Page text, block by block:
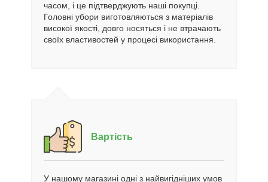
часом, і це підтверджують наші покупці.
Головні убори виготовляються з матеріалів
високої якості, довго носяться і не втрачають
своїх властивостей у процесі використання.
Вартість
У нашому магазині одні з найвигідніших умов